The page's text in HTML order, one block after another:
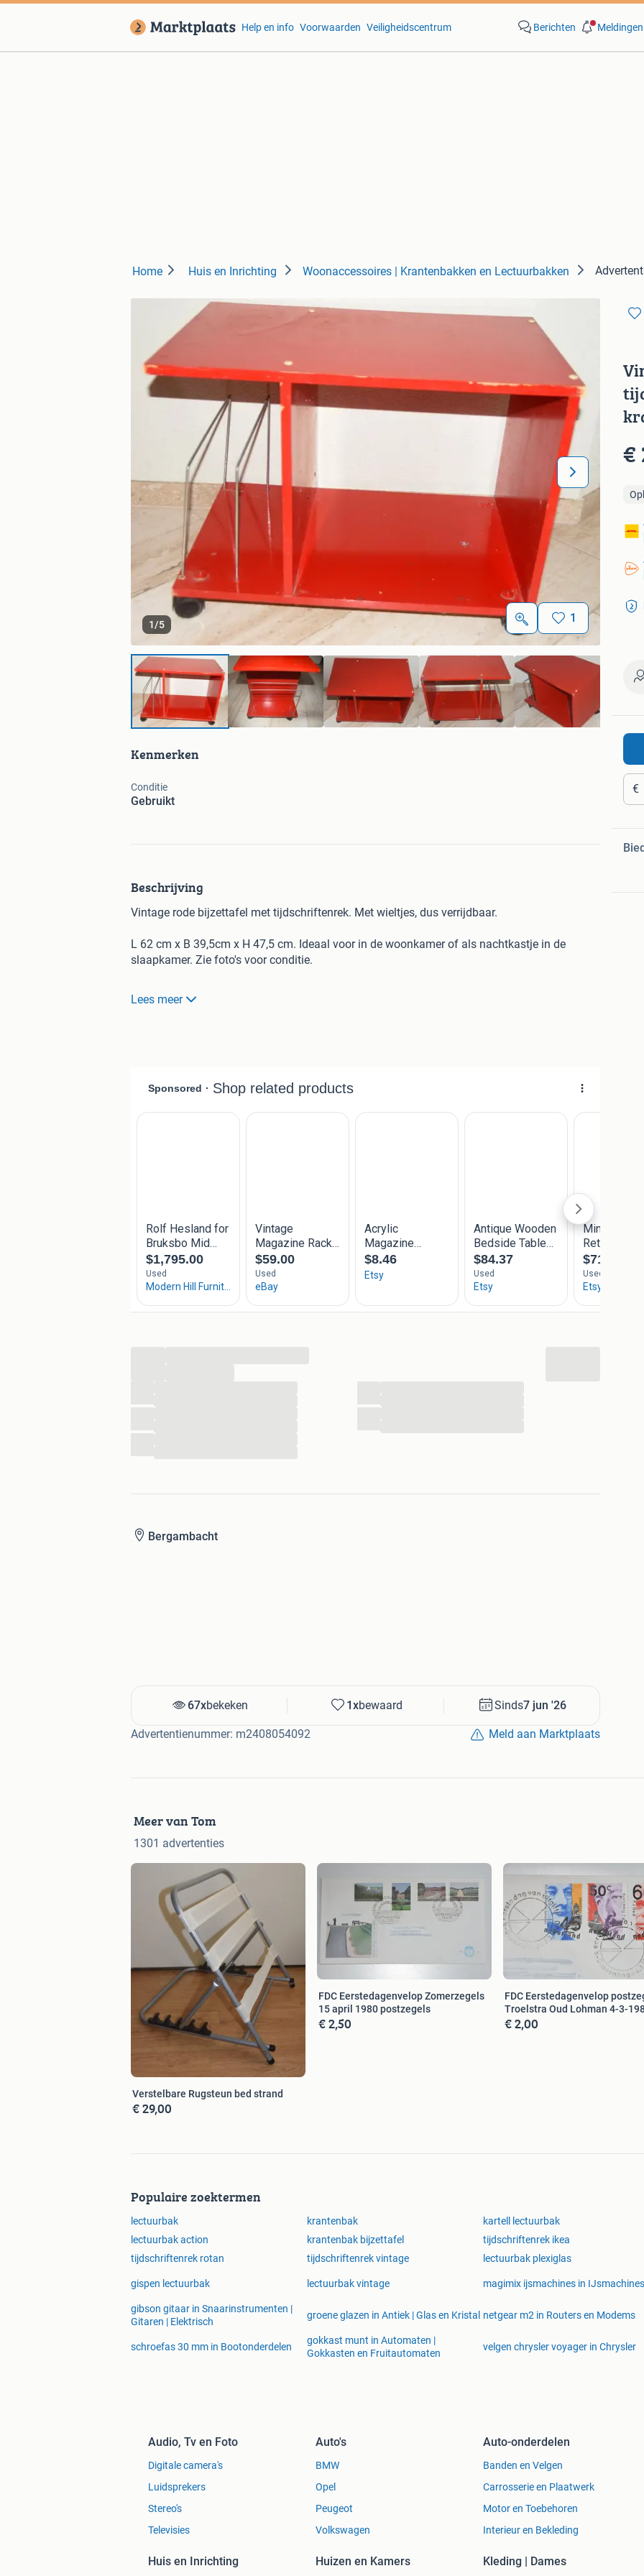
Help en info Voorwaarden Veiligheidscentrum Berichten Meldingen
Home Huis en Inrichting Woonaccessoires | Krantenbakken en Lectuurbakken
1/5 1
Kenmerken
Conditie
Gebruikt
Beschrijving
Vintage rode bijzettafel met tijdschriftenrek. Met wieltjes, dus verrijdbaar.
L 62 cm x B 39,5cm x H 47,5 cm. Ideaal voor in de woonkamer of als nachtkastje in de
slaapkamer. Zie foto's voor conditie.
Evt. verzendkosten koper maar afhalen op 10 km onder Gouda kan ook.
Lees meer
Bergambacht
67xbekeken 1xbewaard Sinds7 jun '26
Advertentienummer: m2408054092 Meld aan Marktplaats
€
€
Meer van Tom
1301 advertenties
Verstelbare Rugsteun bed strand
€ 29,00
FDC Eerstedagenvelop Zomerzegels
15 april 1980 postzegels
€ 2,50
FDC Eerstedagenvelop
Troelstra Oud Lohman 4-3-
€ 2,00
Populaire zoektermen
lectuurbak krantenbak kartell lectuurbak
lectuurbak action
krantenbak bijzettafel tijdschriftenrek ikea
tijdschriftenrek rotan
tijdschriftenrek vintage lectuurbak plexiglas
gispen lectuurbak lectuurbak vintage magimix ijsmachines in IJsmachines
gibson gitaar in Snaarinstrumenten |
Gitaren | Elektrisch
groene glazen in Antiek | Glas en Kristal netgear m2 in Routers en Modems
schroefas 30 mm in Bootonderdelen
gokkast munt in Automaten |
Gokkasten en Fruitautomaten
velgen chrysler voyager in Chrysler
Audio, Tv en Foto
Digitale camera's
Luidsprekers
Stereo's
Televisies
Auto's
BMW
Opel
Peugeot
Volkswagen
Auto-onderdelen
Banden en Velgen
Carrosserie en Plaatwerk
Motor en Toebehoren
Interieur en Bekleding
Huis en Inrichting Huizen en Kamers Kleding | Dames